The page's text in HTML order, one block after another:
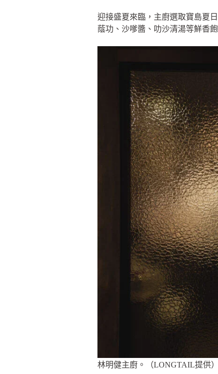
迎接盛夏來臨，主廚選取寶島夏
蔭功、沙嗲醬、叻沙清湯等鮮香
林明健主廚。（LONGTAIL提供）